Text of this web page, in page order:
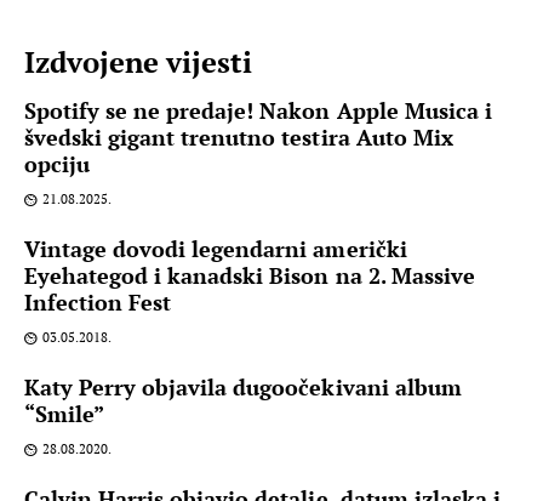
Izdvojene vijesti
Spotify se ne predaje! Nakon Apple Musica i
švedski gigant trenutno testira Auto Mix
opciju
21.08.2025.
Vintage dovodi legendarni američki
Eyehategod i kanadski Bison na 2. Massive
Infection Fest
03.05.2018.
Katy Perry objavila dugoočekivani album
“Smile”
28.08.2020.